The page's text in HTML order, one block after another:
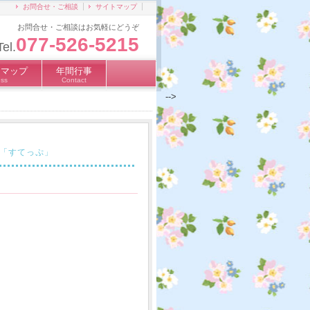
お問合せ・ご相談はお気軽にどうぞ
077-526-5215
お問合せ・ご相談 サイトマップ
ップ 年間行事
Contact
すてっぷ」
-->